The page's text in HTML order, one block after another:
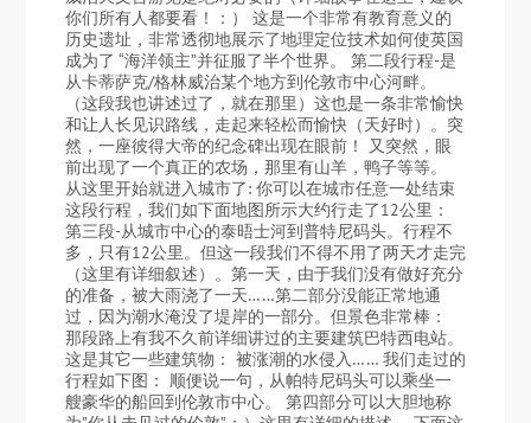
你们所有人都要看！：） 这是一个非常有教育意义的
历史遗址，非常透彻地展示了地理定位技术如何使英国
成为了 “海洋领主”并征服了半个世界。 第二段行程-是
从卡蒂萨克/格林威治某个地方到伦敦市中心河畔。
（这段我也讲述过了，就在那里）这也是一条非常愉快
和让人长见识路线，走起来轻松而愉快（天好时）。突
然，一座彼得大帝的纪念碑出现在眼前！ 又突然，眼
前出现了一个真正的农场，那里有山羊，鸭子等等。
从这里开始就进入城市了: 你可以在城市任意一处结束
这段行程，我们如下面地图所示大约行走了12公里：
第三段-从城市中心的泰晤士河到普特尼码头。行程不
多，只有12公里。但这一段我们不得不用了两天才走完
（这里有详细叙述）。第一天，由于我们没有做好充分
的准备，被大雨浇了一天……第二部分没能正常地通
过，因为潮水淹没了堤岸的一部分。但景色非常棒：
那段路上有我不久前详细讲过的主要建筑巴特西电站。
这是其它一些建筑物： 被涨潮的水侵入…… 我们走过的
行程如下图： 顺便说一句，从帕特尼码头可以乘坐一
艘豪华的船回到伦敦市中心。 第四部分可以大胆地称